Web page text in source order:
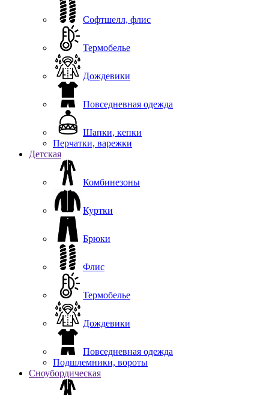
Софтшелл, флис
Термобелье
Дождевики
Повседневная одежда
Шапки, кепки
Перчатки, варежки
Детская
Комбинезоны
Куртки
Брюки
Флис
Термобелье
Дождевики
Повседневная одежда
Подшлемники, вороты
Сноубордическая